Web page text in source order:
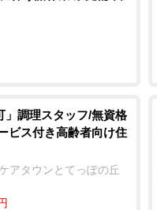
」調理スタッフ/無資格
ビス付き高齢者向け住
アタウンとてっぽの丘